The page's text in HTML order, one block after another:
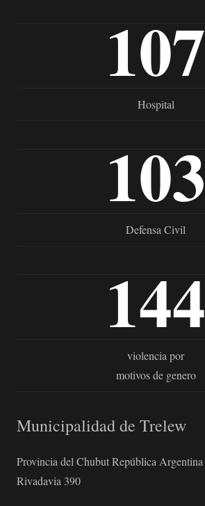
107
Hospital
103
Defensa Civil
144
violencia por
motivos de genero
Municipalidad de Trelew
Provincia del Chubut República Argentina
Rivadavia 390